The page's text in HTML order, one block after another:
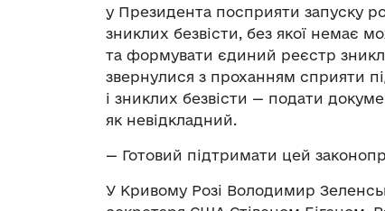
у Президента посприяти запуску
зниклих безвісти, без якої немає
та формувати єдиний реєстр
звернулися з проханням сприяти
і зниклих безвісти — подати
як невідкладний.
— Готовий підтримати цей
У Кривому Розі Володимир